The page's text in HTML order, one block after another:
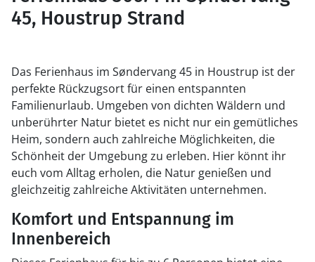
45, Houstrup Strand
Das Ferienhaus im Søndervang 45 in Houstrup ist der
perfekte Rückzugsort für einen entspannten
Familienurlaub. Umgeben von dichten Wäldern und
unberührter Natur bietet es nicht nur ein gemütliches
Heim, sondern auch zahlreiche Möglichkeiten, die
Schönheit der Umgebung zu erleben. Hier könnt ihr
euch vom Alltag erholen, die Natur genießen und
gleichzeitig zahlreiche Aktivitäten unternehmen.
Komfort und Entspannung im
Innenbereich